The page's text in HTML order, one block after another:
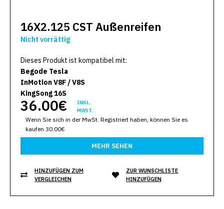
16X2.125 CST Außenreifen
Nicht vorrättig
Dieses Produkt ist kompatibel mit:
Begode Tesla
InMotion V8F / V8S
KingSong 16S
36.00€
INKL.
MWST.
Wenn Sie sich in der MwSt. Registriert haben, können Sie es
kaufen 30.00€
MEHR SEHEN
HINZUFÜGEN ZUM
VERGLEICHEN
ZUR WUNSCHLISTE
HINZUFÜGEN